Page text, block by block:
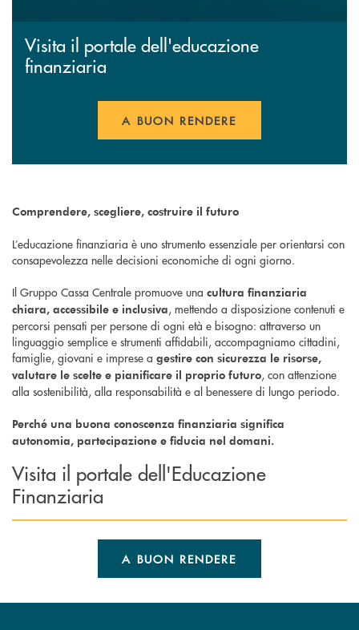
Visita il portale dell'educazione
finanziaria
A BUON RENDERE
Comprendere, scegliere, costruire il futuro
L’educazione finanziaria è uno strumento essenziale per orientarsi con
consapevolezza nelle decisioni economiche di ogni giorno.
Il Gruppo Cassa Centrale promuove una cultura finanziaria
chiara, accessibile e inclusiva, mettendo a disposizione contenuti e
percorsi pensati per persone di ogni età e bisogno: attraverso un
linguaggio semplice e strumenti affidabili, accompagniamo cittadini,
famiglie, giovani e imprese a gestire con sicurezza le risorse,
valutare le scelte e pianificare il proprio futuro, con attenzione
alla sostenibilità, alla responsabilità e al benessere di lungo periodo.
Perché una buona conoscenza finanziaria significa
autonomia, partecipazione e fiducia nel domani.
Visita il portale dell'Educazione
Finanziaria
A BUON RENDERE